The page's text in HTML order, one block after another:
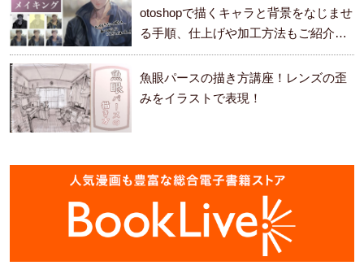
otoshopで描くキャラと背景をなじませ
る手順、仕上げや加工方法もご紹介し
ます。
魚眼パースの描き方講座！レンズの歪
みをイラストで表現！